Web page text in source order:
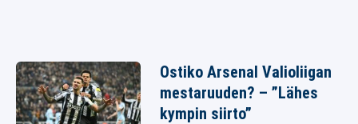
Ostiko Arsenal Valioliigan
mestaruuden? – ”Lähes
kympin siirto”